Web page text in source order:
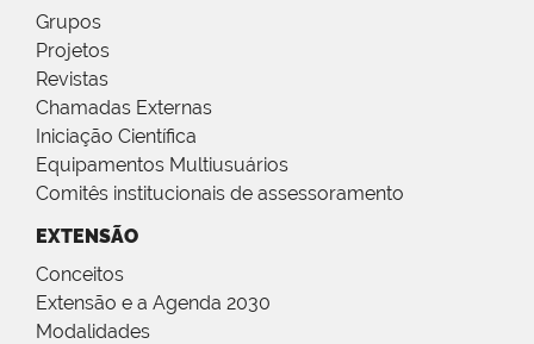
Grupos
Projetos
Revistas
Chamadas Externas
Iniciação Científica
Equipamentos Multiusuários
Comitês institucionais de assessoramento
EXTENSÃO
Conceitos
Extensão e a Agenda 2030
Modalidades